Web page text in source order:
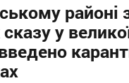
районі
у